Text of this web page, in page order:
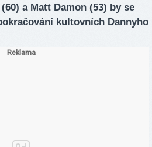
a Matt Damon (53) by se
kultovních Dannyho